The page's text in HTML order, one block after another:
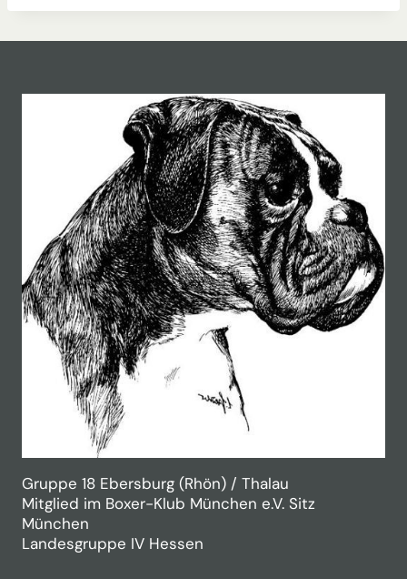
Gruppe 18 Ebersburg (Rhön) / Thalau
Mitglied im Boxer-Klub München e.V. Sitz
München
Landesgruppe IV Hessen